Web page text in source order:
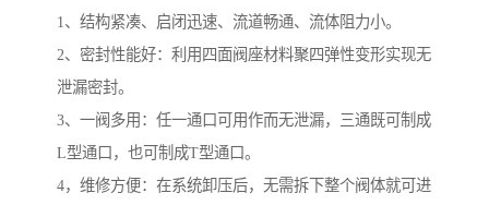
1、结构紧凑、启闭迅速、流道畅通、流体阻力小。
2、密封性能好：利用四面阀座材料聚四弹性变形实现无
泄漏密封。
3、一阀多用：任一通口可用作而无泄漏，三通既可制成
L型通口，也可制成T型通口。
4，维修方便：在系统卸压后，无需拆下整个阀体就可进